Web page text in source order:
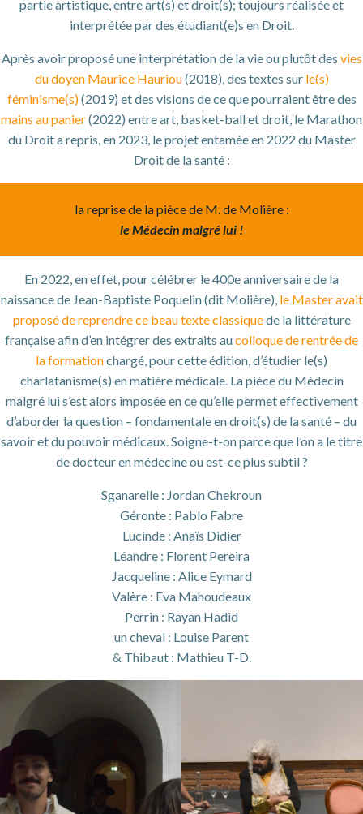
partie artistique, entre art(s) et droit(s); toujours réalisée et
interprétée par des étudiant(e)s en Droit.
Après avoir proposé une interprétation de la vie ou plutôt des vies
du doyen Maurice Hauriou(2018), des textes sur le(s)
féminisme(s)(2019) et des visions de ce que pourraient être des
mains au panier(2022) entre art, basket-ball et droit, le Marathon
du Droit a repris, en 2023, le projet entamée en 2022 du Master
Droit de la santé :
la reprise de la pièce de M. de Molière :
le Médecin malgré lui !
En 2022, en effet, pour célébrer le 400e anniversaire de la
naissance de Jean-Baptiste Poquelin (dit Molière), le Master avait
proposé de reprendre ce beau texte classiquede la littérature
française afin d’en intégrer des extraits aucolloque de rentrée de
la formationchargé, pour cette édition, d’étudier le(s)
charlatanisme(s) en matière médicale. La pièce du Médecin
malgré lui s’est alors imposée en ce qu’elle permet effectivement
d’aborder la question – fondamentale en droit(s) de la santé – du
savoir et du pouvoir médicaux. Soigne-t-on parce que l’on a le titre
de docteur en médecine ou est-ce plus subtil ?
Sganarelle : Jordan Chekroun
Géronte : Pablo Fabre
Lucinde : Anaïs Didier
Léandre : Florent Pereira
Jacqueline : Alice Eymard
Valère : Eva Mahoudeaux
Perrin : Rayan Hadid
un cheval : Louise Parent
& Thibaut : Mathieu T-D.